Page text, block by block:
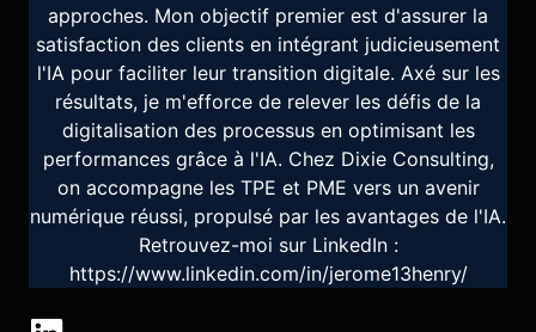
approches. Mon objectif premier est d'assurer la
satisfaction des clients en intégrant judicieusement
l'IA pour faciliter leur transition digitale. Axé sur les
résultats, je m'efforce de relever les défis de la
digitalisation des processus en optimisant les
performances grâce à l'IA. Chez Dixie Consulting,
on accompagne les TPE et PME vers un avenir
numérique réussi, propulsé par les avantages de l'IA.
Retrouvez-moi sur LinkedIn :
https://www.linkedin.com/in/jerome13henry/